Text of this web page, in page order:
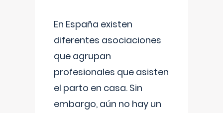
En España existen
diferentes asociaciones
que agrupan
profesionales que asisten
el parto en casa. Sin
embargo, aún no hay un